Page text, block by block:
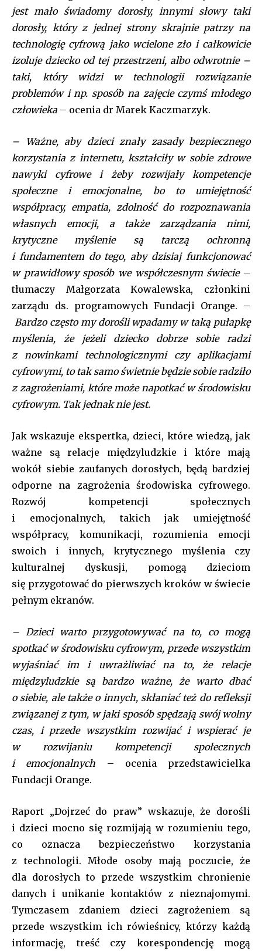
Join our community of
SUBSCRIBERS and be part of the
To subscribe, simply enter your email address on our website
or click the subscribe button below. Don't worry, we respect
your privacy and won't spam your inbox. Your information is
safe with us.
[tds_leads input_placeholder=”Your email address”
btn_horiz_align=”content-horiz-center” pp_checkbox=”yes”
f_title_font_family=”tt-primary-font_global” btn_color=”#ffffff”
all_btn_border_color=”var(–tt-primary-color)” btn_bg=”var(–tt-
primary-color)” btn_bg_h=”var(–tt-accent-color)”
f_pp_font_family=”tt-extra_global” f_btn_font_family=”tt-
extra_global” f_btn_font_weight=”500″
f_btn_font_transform=”uppercase” f_input_font_family=”tt-
extra_global” f_input_font_weight=”500″ display=”column”
gap=”10″ f_msg_font_family=”tt-extra_global”
input_border=”1″
pp_check_border_color=”var(–tt-primary-color)”
pp_check_border_color_c=”var(–tt-primary-color)”
pp_check_bg=”#ffffff” pp_check_bg_c=”var(–tt-primary-
color)” pp_check_square=”var(–tt-primary-color)”
pp_check_color_a=”var(–tt-hover)” pp_check_color_a_h=”var(–
tt-accent-color)” f_btn_font_size=”13″
f_btn_font_line_height=”1.2″ f_btn_font_spacing=”0.5″
btn_border_color_h=”var(–tt-accent-color)”
btn_color_h=”#ffffff” f_unsub_font_family=”tt-extra_global”
f_input_font_line_height=”1.2″ input_color=”var(–tt-primary-
color)” input_place_color=”var(–tt-gray-dark)”
input_border_color=”var(–tt-primary-color)”
input_border_color_f=”var(–tt-primary-color)”
input_bg=”#ffffff” input_bg_f=”#ffffff” f_pp_font_size=”13″
f_pp_font_line_height=”1.2″
btn_padd=”eyJhbGwiOiIyMiIsInBvcnRyYWl0IjoiMTQifQ==”]
[td_block_social_counter style=”style7 td-social-boxed”
manual_count_twitch=”11243″ tiktok=”#”
manual_count_tiktok=”32214″ f_network_font_family=”tt-
primary-font_global” f_counters_font_family=”tt-primary-
font_global”
jest mało świadomy dorosły, innymi słowy taki
dorosły, który z jednej strony skrajnie patrzy na
technologię cyfrową jako wcielone zło i całkowicie
izoluje dziecko od tej przestrzeni, albo odwrotnie –
taki, który widzi w technologii rozwiązanie
problemów i np. sposób na zajęcie czymś młodego
człowieka – ocenia dr Marek Kaczmarzyk.
– Ważne, aby dzieci znały zasady bezpiecznego
korzystania z internetu, kształciły w sobie zdrowe
nawyki cyfrowe i żeby rozwijały kompetencje
społeczne i emocjonalne, bo to umiejętność
współpracy, empatia, zdolność do rozpoznawania
własnych emocji, a także zarządzania nimi,
krytyczne myślenie są tarczą ochronną
i fundamentem do tego, aby dzisiaj funkcjonować
w prawidłowy sposób we współczesnym świecie –
tłumaczy Małgorzata Kowalewska, członkini
zarządu ds. programowych Fundacji Orange. –
Bardzo często my dorośli wpadamy w taką pułapkę
myślenia, że jeżeli dziecko dobrze sobie radzi
z nowinkami technologicznymi czy aplikacjami
cyfrowymi, to tak samo świetnie będzie sobie radziło
z zagrożeniami, które może napotkać w środowisku
cyfrowym. Tak jednak nie jest.
Jak wskazuje ekspertka, dzieci, które wiedzą, jak
ważne są relacje międzyludzkie i które mają
wokół siebie zaufanych dorosłych, będą bardziej
odporne na zagrożenia środowiska cyfrowego.
Rozwój kompetencji społecznych
i emocjonalnych, takich jak umiejętność
współpracy, komunikacji, rozumienia emocji
swoich i innych, krytycznego myślenia czy
kulturalnej dyskusji, pomogą dzieciom
się przygotować do pierwszych kroków w świecie
pełnym ekranów.
– Dzieci warto przygotowywać na to, co mogą
spotkać w środowisku cyfrowym, przede wszystkim
wyjaśniać im i uwrażliwiać na to, że relacje
międzyludzkie są bardzo ważne, że warto dbać
o siebie, ale także o innych, skłaniać też do refleksji
związanej z tym, w jaki sposób spędzają swój wolny
czas, i przede wszystkim rozwijać i wspierać je
w rozwijaniu kompetencji społecznych
i emocjonalnych – ocenia przedstawicielka
Fundacji Orange.
Raport „Dojrzeć do praw” wskazuje, że dorośli
i dzieci mocno się rozmijają w rozumieniu tego,
co oznacza bezpieczeństwo korzystania
z technologii. Młode osoby mają poczucie, że
dla dorosłych to przede wszystkim chronienie
danych i unikanie kontaktów z nieznajomymi.
Tymczasem zdaniem dzieci zagrożeniem są
przede wszystkim ich rówieśnicy, którzy każdą
informację, treść czy korespondencję mogą